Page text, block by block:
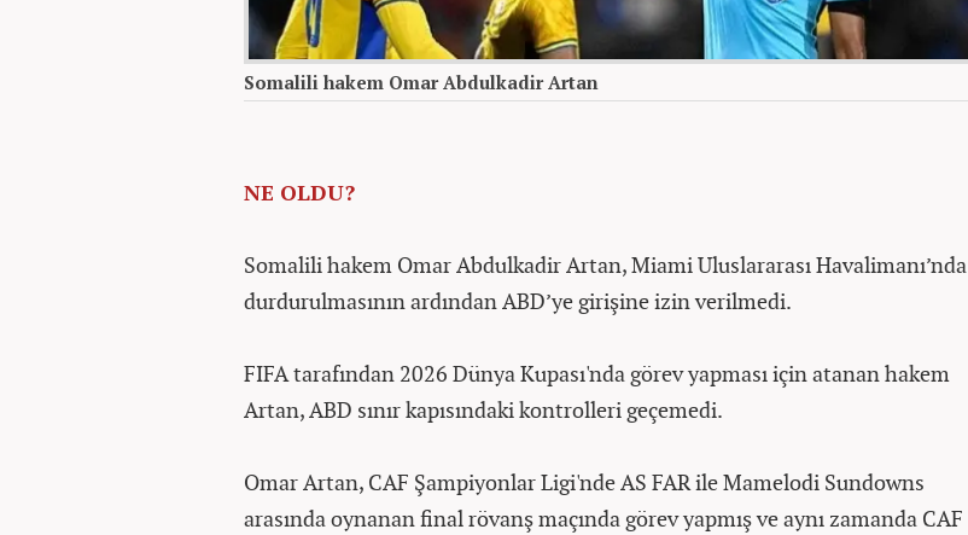
Somalili hakem Omar Abdulkadir Artan
NE OLDU?
Somalili hakem Omar Abdulkadir Artan, Miami Uluslararası Havalimanı’nda
durdurulmasının ardından ABD’ye girişine izin verilmedi.
FIFA tarafından 2026 Dünya Kupası'nda görev yapması için atanan hakem
Artan, ABD sınır kapısındaki kontrolleri geçemedi.
Omar Artan, CAF Şampiyonlar Ligi'nde AS FAR ile Mamelodi Sundowns
arasında oynanan final rövanş maçında görev yapmış ve aynı zamanda CAF